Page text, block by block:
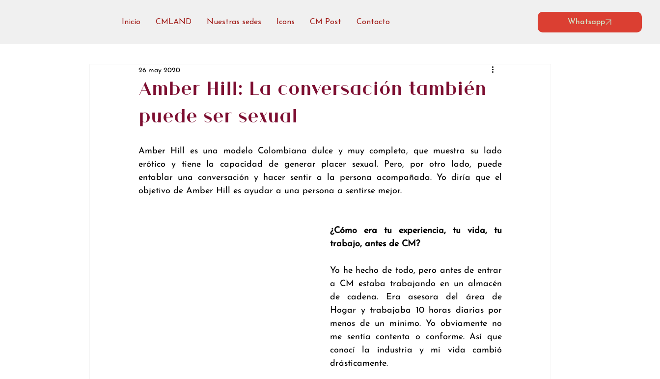
Inicio CMLAND Nuestras sedes Icons CM Post Contacto Whatsapp
Amber Hill: La conversación también
puede ser sexual
26 may 2020
Amber Hill es una modelo Colombiana dulce y muy completa, que muestra su lado
erótico y tiene la capacidad de generar placer sexual. Pero, por otro lado, puede
entablar una conversación y hacer sentir a la persona acompañada. Yo diría que el
objetivo de Amber Hill es ayudar a una persona a sentirse mejor.
¿Cómo era tu experiencia, tu vida, tu
trabajo, antes de CM?
Yo he hecho de todo, pero antes de entrar
a CM estaba trabajando en un almacén
de cadena. Era asesora del área de
Hogar y trabajaba 10 horas diarias por
menos de un mínimo. Yo obviamente no
me sentía contenta o conforme. Así que
conocí la industria y mi vida cambió
drásticamente.